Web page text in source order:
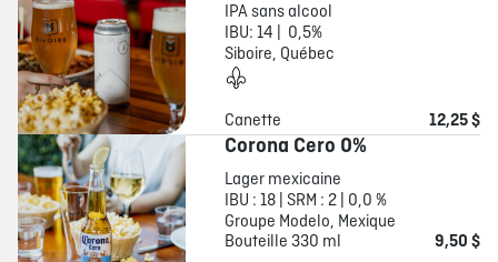
IPA sans alcool
IBU: 14 | 0,5%
Siboire, Québec
Canette 12,25 $
Corona Cero 0%
Lager mexicaine
IBU : 18 | SRM : 2 | 0,0 %
Groupe Modelo, Mexique
Bouteille 330 ml
9,50 $